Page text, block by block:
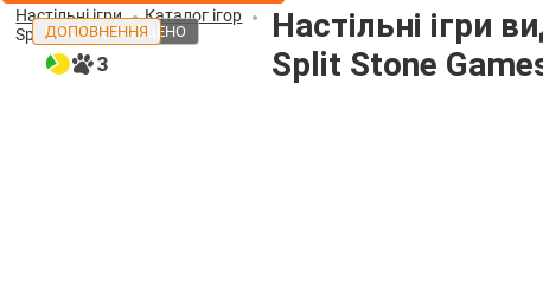
Настільні ігри
Каталог ігор
Split Stone Games
Настільні ігри
Split Stone
НАКЛАД ЗНИЩЕНО
ДОПОВНЕННЯ